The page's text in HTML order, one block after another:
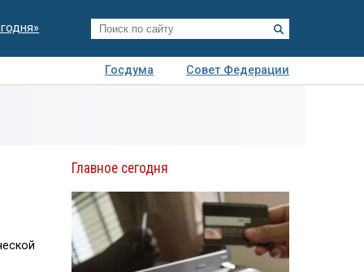
Госдума
Совет Федерации
Главное сегодня